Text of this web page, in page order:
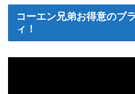
コーエン兄弟お得意のブ
ィ！